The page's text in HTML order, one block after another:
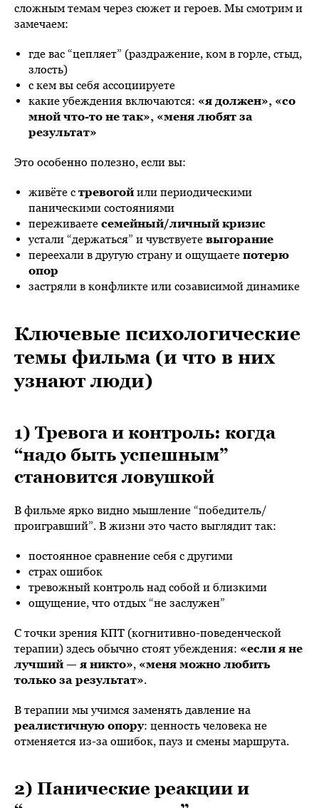
сложным темам через сюжет и героев. Мы смотрим и
замечаем:
где вас “цепляет” (раздражение, ком в горле, стыд,
злость)
с кем вы себя ассоциируете
какие убеждения включаются: «я должен», «со
мной что-то не так», «меня любят за
результат»
Это особенно полезно, если вы:
живёте с тревогой или периодическими
паническими состояниями
переживаете семейный/личный кризис
устали “держаться” и чувствуете выгорание
переехали в другую страну и ощущаете потерю
опор
застряли в конфликте или созависимой динамике
Ключевые психологические
темы фильма (и что в них
узнают люди)
1) Тревога и контроль: когда
“надо быть успешным”
становится ловушкой
В фильме ярко видно мышление “победитель/
проигравший”. В жизни это часто выглядит так:
постоянное сравнение себя с другими
страх ошибок
тревожный контроль над собой и близкими
ощущение, что отдых “не заслужен”
С точки зрения КПТ (когнитивно-поведенческой
терапии) здесь обычно стоят убеждения: «если я не
лучший — я никто», «меня можно любить
только за результат».
В терапии мы учимся заменять давление на
реалистичную опору: ценность человека не
отменяется из-за ошибок, пауз и смены маршрута.
2) Панические реакции и